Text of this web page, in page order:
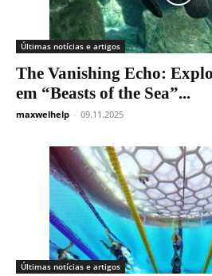
Últimas notícias e artigos
The Vanishing Echo:
em “Beasts of the Sea”...
maxwelhelp - 09.11.2025
Últimas notícias e artigos